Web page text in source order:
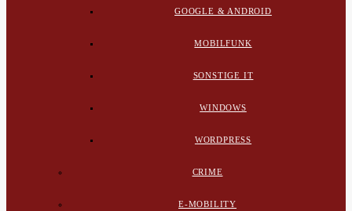
GOOGLE & ANDROID
MOBILFUNK
SONSTIGE IT
WINDOWS
WORDPRESS
CRIME
E-MOBILITY